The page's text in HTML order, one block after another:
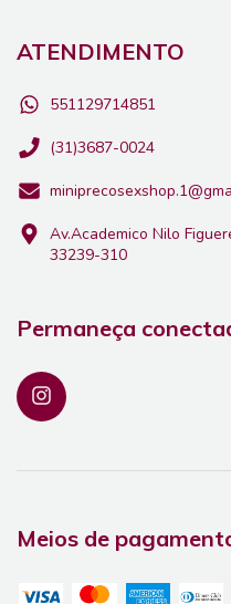
ATENDIMENTO
551129714851
(31)3687-0024
Av.Academico Nilo
33239-310
Permaneça
Meios de